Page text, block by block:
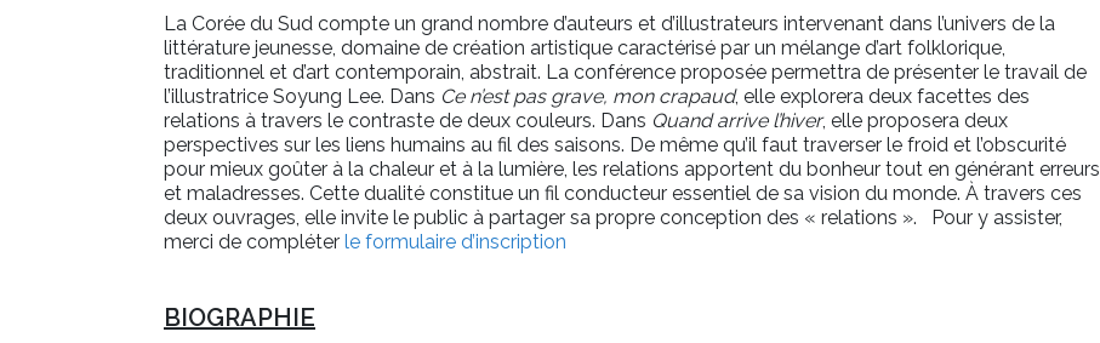
La Corée du Sud compte un grand nombre d’auteurs et d’illustrateurs intervenant dans l’univers de la
littérature jeunesse, domaine de création artistique caractérisé par un mélange d’art folklorique,
traditionnel et d’art contemporain, abstrait. La conférence proposée permettra de présenter le travail de
l’illustratrice Soyung Lee. Dans Ce n’est pas grave, mon crapaud, elle explorera deux facettes des
relations à travers le contraste de deux couleurs. Dans Quand arrive l’hiver, elle proposera deux
perspectives sur les liens humains au fil des saisons. De même qu’il faut traverser le froid et l’obscurité
pour mieux goûter à la chaleur et à la lumière, les relations apportent du bonheur tout en générant erreurs
et maladresses. Cette dualité constitue un fil conducteur essentiel de sa vision du monde. À travers ces
deux ouvrages, elle invite le public à partager sa propre conception des « relations ». Pour y assister,
merci de compléter le formulaire d’inscription
BIOGRAPHIE